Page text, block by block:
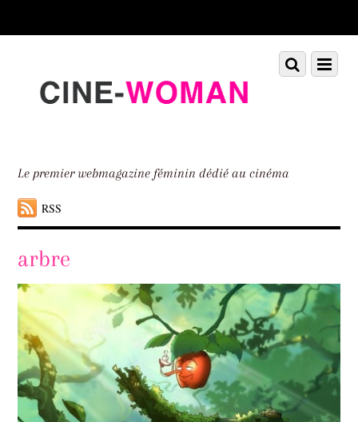
down
Le premier webmagazine féminin dédié au cinéma
RSS
Menu
Scroll
down
arbre